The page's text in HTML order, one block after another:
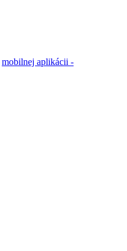
mobilnej aplikácii -